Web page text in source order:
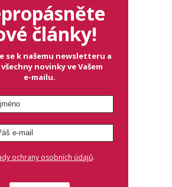
články!
se k našemu newsletteru a
novinky ve Vašem
e-mailu.
ochrany osobních údajů.